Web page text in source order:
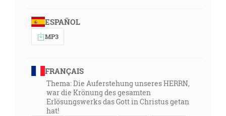
ESPAÑOL
MP3
FRANÇAIS
Thema: Die Auferstehung unseres HERRN,
war die Krönung des gesamten
Erlösungswerks das Gott in Christus getan
hat!